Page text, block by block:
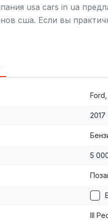
usa cars in ua
сша. Если вы
купить дорогую
ваши вопросы по
2017
5
III